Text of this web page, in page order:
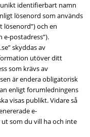
identifierbart namn
lösenord som används
och en
e-postadress”).
skyddas av
utöver ditt
som krävs av
är endera obligatorisk
enligt forumledningens
visas publikt. Vidare så
e-
som du vill ha och inte